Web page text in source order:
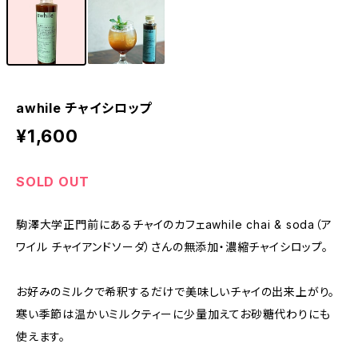
awhile チャイシロップ
¥1,600
SOLD OUT
駒澤大学正門前にあるチャイのカフェawhile chai & soda（ア
ワイル チャイアンドソーダ）さんの無添加・濃縮チャイシロップ。
お好みのミルクで希釈するだけで美味しいチャイの出来上がり。
寒い季節は温かいミルクティーに少量加えてお砂糖代わりにも
使えます。